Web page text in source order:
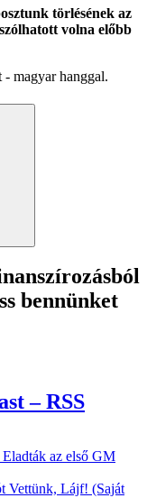
törlésének az
volna előbb
bennünket
– RSS
az első GM
Vettünk, Lájf! (Saját